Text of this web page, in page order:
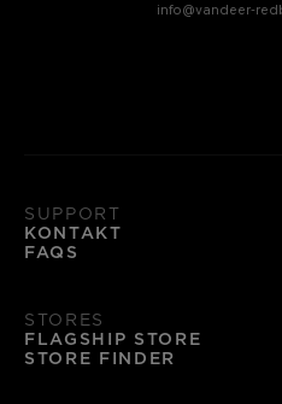
info@vandeer-